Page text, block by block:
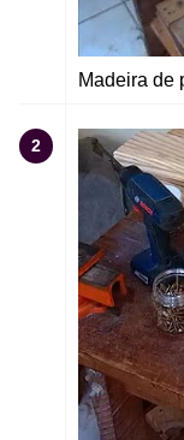
Madeira de
2